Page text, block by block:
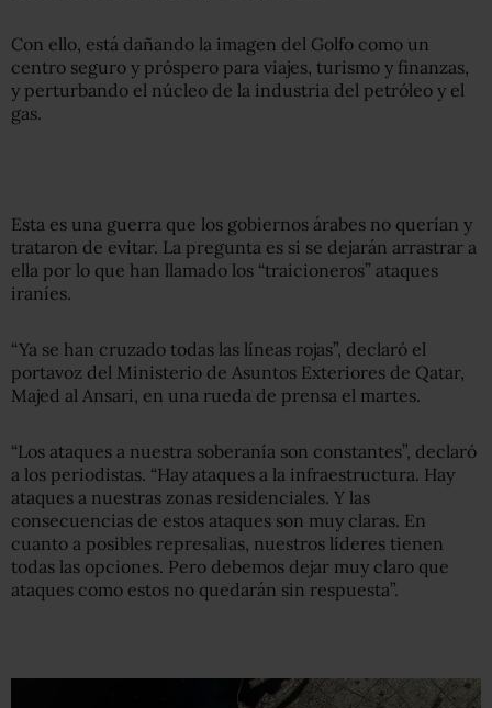
Con ello, está dañando la imagen del Golfo como un
centro seguro y próspero para viajes, turismo y finanzas,
y perturbando el núcleo de la industria del petróleo y el
gas.
Esta es una guerra que los gobiernos árabes no querían y
trataron de evitar. La pregunta es si se dejarán arrastrar a
ella por lo que han llamado los “traicioneros” ataques
iraníes.
“Ya se han cruzado todas las líneas rojas”, declaró el
portavoz del Ministerio de Asuntos Exteriores de Qatar,
Majed al Ansari, en una rueda de prensa el martes.
“Los ataques a nuestra soberanía son constantes”, declaró
a los periodistas. “Hay ataques a la infraestructura. Hay
ataques a nuestras zonas residenciales. Y las
consecuencias de estos ataques son muy claras. En
cuanto a posibles represalias, nuestros líderes tienen
todas las opciones. Pero debemos dejar muy claro que
ataques como estos no quedarán sin respuesta”.